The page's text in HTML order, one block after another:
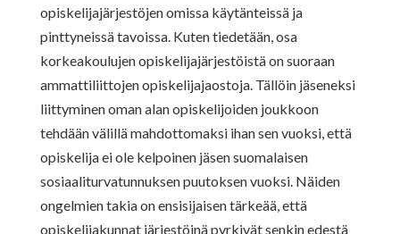
opiskelijajärjestöjen omissa käytänteissä ja
pinttyneissä tavoissa. Kuten tiedetään, osa
korkeakoulujen opiskelijajärjestöistä on suoraan
ammattiliittojen opiskelijajaostoja. Tällöin jäseneksi
liittyminen oman alan opiskelijoiden joukkoon
tehdään välillä mahdottomaksi ihan sen vuoksi, että
opiskelija ei ole kelpoinen jäsen suomalaisen
sosiaaliturvatunnuksen puutoksen vuoksi. Näiden
ongelmien takia on ensisijaisen tärkeää, että
opiskelijakunnat järjestöinä pyrkivät senkin edestä